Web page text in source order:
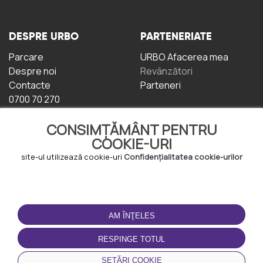
CONSIMȚĂMÂNT PENTRU
COOKIE-URI
site-ul utilizează cookie-uri Confidențialitatea cookie-urilor
AM ÎNŢELES
RESPINGE TOTUL
SETĂRI COOKIE
DESPRE URBO
Parcare
Despre noi
Contacte
0700 70 270
PARTENERIATE
URBO Afacerea mea
Revânzători
Parteneri
TERMENI DE UTILIZARE
Termeni și condiții
Politica de
Confidențialitate
Politica de cookie-uri
DESCĂRCAȚI
APLICAȚIA